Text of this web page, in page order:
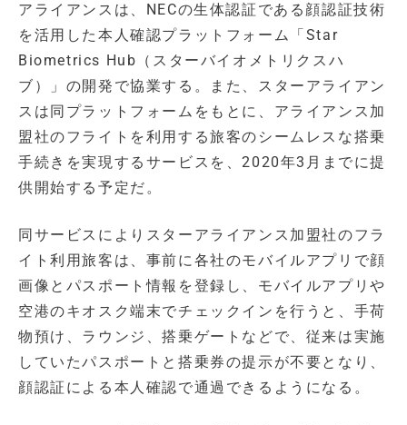
アライアンスは、NECの生体認証である顔認証技術
を活用した本人確認プラットフォーム「Star
Biometrics Hub（スターバイオメトリクスハ
ブ）」の開発で協業する。また、スターアライアン
スは同プラットフォームをもとに、アライアンス加
盟社のフライトを利用する旅客のシームレスな搭乗
手続きを実現するサービスを、2020年3月までに提
供開始する予定だ。
同サービスによりスターアライアンス加盟社のフラ
イト利用旅客は、事前に各社のモバイルアプリで顔
画像とパスポート情報を登録し、モバイルアプリや
空港のキオスク端末でチェックインを行うと、手荷
物預け、ラウンジ、搭乗ゲートなどで、従来は実施
していたパスポートと搭乗券の提示が不要となり、
顔認証による本人確認で通過できるようになる。